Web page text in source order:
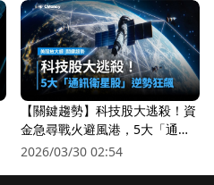
【關鍵趨勢】科技股大逃殺！資
金急尋戰火避風港，5大「通訊
衛星股」逆勢狂飆
2026/03/30 02:54